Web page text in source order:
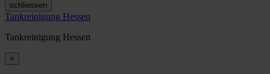
schliessen
Tankreinigung Hessen
Tankreinigung Hessen
×